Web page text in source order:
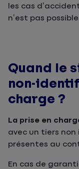
les cas
n’est pas
Quand le
non-
charge ?
La prise en
avec un tiers
présentes au
En cas de